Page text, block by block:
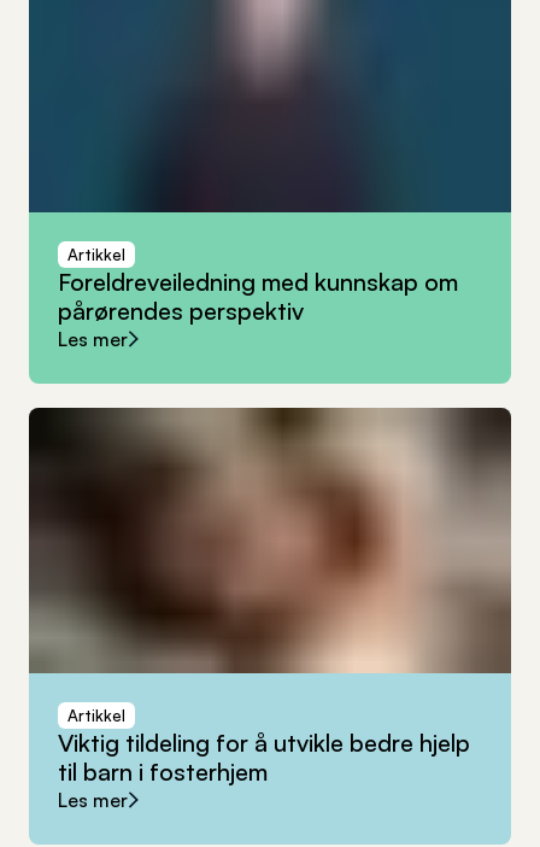
Artikkel
Foreldreveiledning med kunnskap om
pårørendes perspektiv
Les mer
Artikkel
Viktig tildeling for å utvikle bedre hjelp
til barn i fosterhjem
Les mer